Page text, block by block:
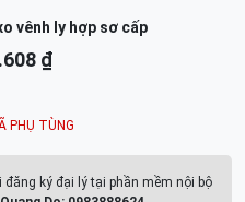
vênh ly hợp sơ cấp
₫
PHỤ TÙNG
ký đại lý tại phần mềm nội bộ